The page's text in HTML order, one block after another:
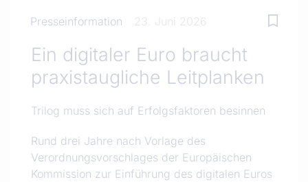
Presseinformation 23. Juni 2026
Ein digitaler Euro braucht
praxistaugliche Leitplanken
Trilog muss sich auf Erfolgsfaktoren besinnen
Rund drei Jahre nach Vorlage des
Verordnungsvorschlages der Europäischen
Kommission zur Einführung des digitalen Euros